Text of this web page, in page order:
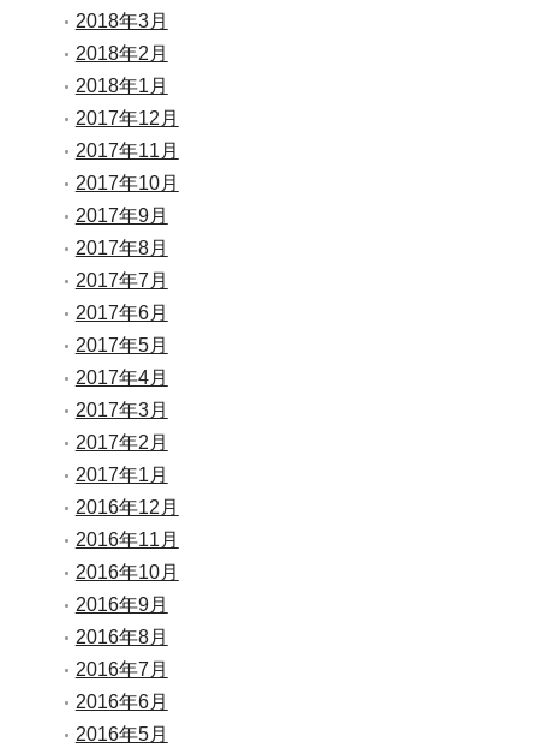
2018年3月
2018年2月
2018年1月
2017年12月
2017年11月
2017年10月
2017年9月
2017年8月
2017年7月
2017年6月
2017年5月
2017年4月
2017年3月
2017年2月
2017年1月
2016年12月
2016年11月
2016年10月
2016年9月
2016年8月
2016年7月
2016年6月
2016年5月